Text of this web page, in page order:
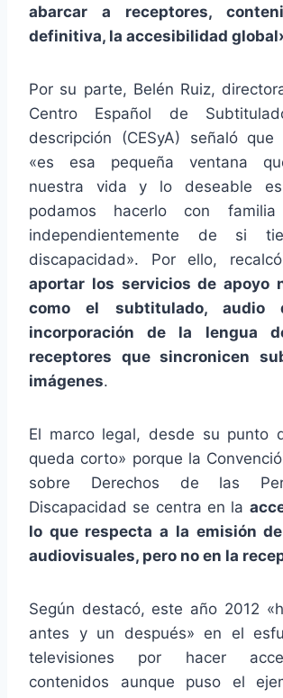
abarcar a receptores,
definitiva, la accesibilidad
Por su parte, Belén Ruiz,
Centro Español de
descripción (CESyA) señaló
«es esa pequeña ventana
nuestra vida y lo deseable
podamos hacerlo con
independientemente de si
discapacidad». Por ello,
aportar los servicios de apoyo
como el subtitulado, audio
incorporación de la lengua
receptores que sincronicen
imágenes.
El marco legal, desde su punto
queda corto» porque la
sobre Derechos de las
Discapacidad se centra en la
lo que respecta a la emisión
audiovisuales, pero no en la
Según destacó, este año 2012
antes y un después» en el
televisiones por hacer
contenidos aunque puso el